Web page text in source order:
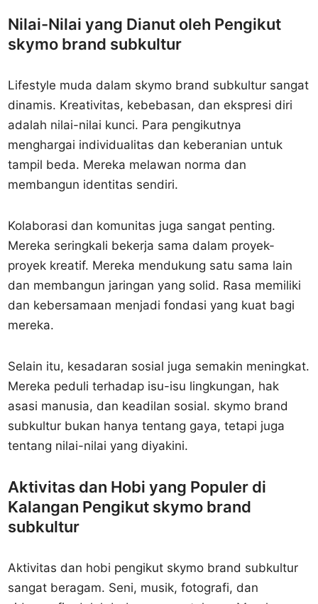
Nilai-Nilai yang Dianut oleh Pengikut
skymo brand subkultur
Lifestyle muda dalam skymo brand subkultur sangat
dinamis. Kreativitas, kebebasan, dan ekspresi diri
adalah nilai-nilai kunci. Para pengikutnya
menghargai individualitas dan keberanian untuk
tampil beda. Mereka melawan norma dan
membangun identitas sendiri.
Kolaborasi dan komunitas juga sangat penting.
Mereka seringkali bekerja sama dalam proyek-
proyek kreatif. Mereka mendukung satu sama lain
dan membangun jaringan yang solid. Rasa memiliki
dan kebersamaan menjadi fondasi yang kuat bagi
mereka.
Selain itu, kesadaran sosial juga semakin meningkat.
Mereka peduli terhadap isu-isu lingkungan, hak
asasi manusia, dan keadilan sosial. skymo brand
subkultur bukan hanya tentang gaya, tetapi juga
tentang nilai-nilai yang diyakini.
Aktivitas dan Hobi yang Populer di
Kalangan Pengikut skymo brand
subkultur
Aktivitas dan hobi pengikut skymo brand subkultur
sangat beragam. Seni, musik, fotografi, dan